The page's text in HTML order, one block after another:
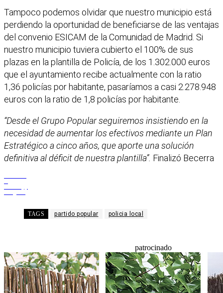
Tampoco podemos olvidar que nuestro municipio está
perdiendo la oportunidad de beneficiarse de las ventajas
del convenio ESICAM de la Comunidad de Madrid. Si
nuestro municipio tuviera cubierto el 100% de sus
plazas en la plantilla de Policía, de los 1.302.000 euros
que el ayuntamiento recibe actualmente con la ratio
1,36 policías por habitante, pasaríamos a casi 2.278.948
euros con la ratio de 1,8 policías por habitante.
“Desde el Grupo Popular seguiremos insistiendo en la
necesidad de aumentar los efectivos mediante un Plan
Estratégico a cinco años, que aporte una solución
definitiva al déficit de nuestra plantilla”. Finalizó Becerra
TAGS partido popular policia local
patrocinado